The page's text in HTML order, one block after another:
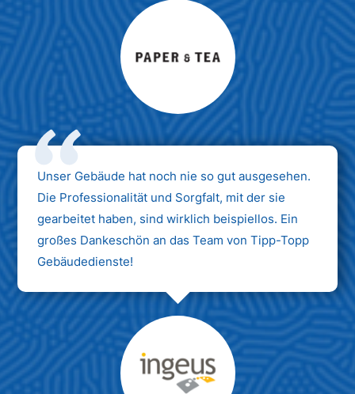
Max Mustermann
Unternehmen AG
Unser Gebäude hat noch nie so gut ausgesehen.
Die Professionalität und Sorgfalt, mit der sie
gearbeitet haben, sind wirklich beispiellos. Ein
großes Dankeschön an das Team von Tipp-Topp
Gebäudedienste!